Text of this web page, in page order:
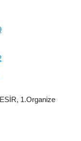
1.Organize